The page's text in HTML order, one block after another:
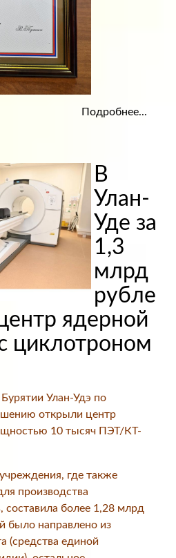
Подробнее...
В
Улан-
Уде за
1,3
млрд
рубле
ядерной
циклотроном
Улан-Удэ по
открыли центр
10 тысяч ПЭТ/КТ-
где также
производства
составила более 1,28 млрд
было направлено из
(средства единой